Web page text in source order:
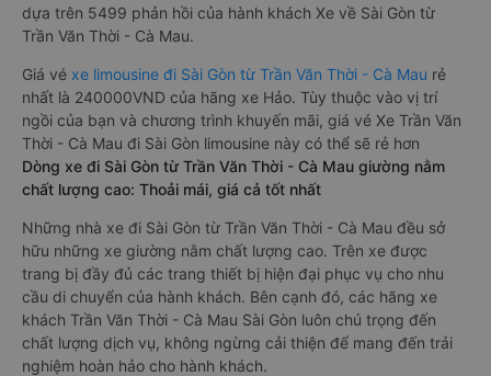
dựa trên 5499 phản hồi của hành khách Xe về Sài Gòn từ
Trần Văn Thời - Cà Mau.
Giá vé xe limousine đi Sài Gòn từ Trần Văn Thời - Cà Mau rẻ
nhất là 240000VND của hãng xe Hảo. Tùy thuộc vào vị trí
ngồi của bạn và chương trình khuyến mãi, giá vé Xe Trần Văn
Thời - Cà Mau đi Sài Gòn limousine này có thể sẽ rẻ hơn
Dòng xe đi Sài Gòn từ Trần Văn Thời - Cà Mau giường nằm
chất lượng cao: Thoải mái, giá cả tốt nhất
Những nhà xe đi Sài Gòn từ Trần Văn Thời - Cà Mau đều sở
hữu những xe giường nằm chất lượng cao. Trên xe được
trang bị đầy đủ các trang thiết bị hiện đại phục vụ cho nhu
cầu di chuyển của hành khách. Bên cạnh đó, các hãng xe
khách Trần Văn Thời - Cà Mau Sài Gòn luôn chú trọng đến
chất lượng dịch vụ, không ngừng cải thiện để mang đến trải
nghiệm hoàn hảo cho hành khách.